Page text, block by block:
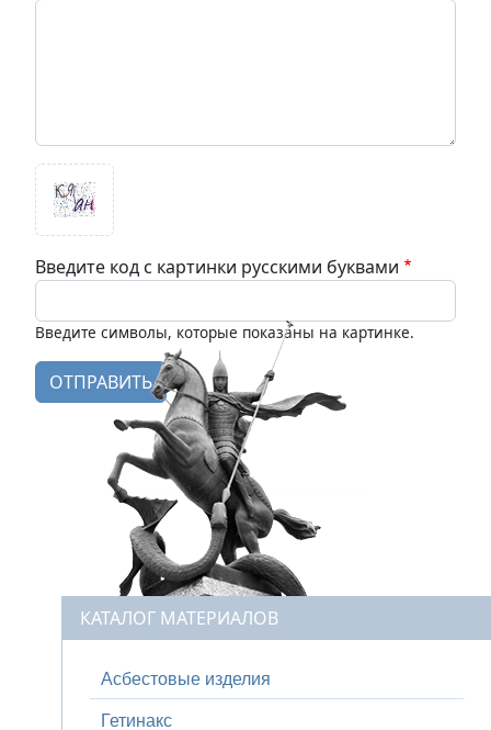
Введите код с картинки русскими буквами
Введите символы, которые показаны на картинке.
КАТАЛОГ МАТЕРИАЛОВ
Асбестовые изделия
Гетинакс